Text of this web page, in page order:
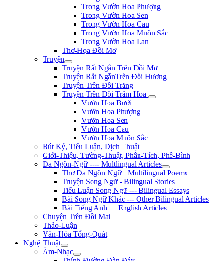
Trong Vườn Hoa Phượng
Trong Vườn Hoa Sen
Trong Vườn Hoa Cau
Trong Vườn Hoa Muôn Sắc
Trong Vườn Hoa Lan
Thơ-Họa Đồi Mơ
Truyện
Truyện Rất Ngắn Trên Đồi Mơ
Truyện Rất NgắnTrên Đồi Hương
Truyện Trên Đồi Trăng
Truyện Trên Đồi Trăm Hoa
Vườn Hoa Bưởi
Vườn Hoa Phượng
Vườn Hoa Sen
Vườn Hoa Cau
Vườn Hoa Muôn Sắc
Bút Ký, Tiểu Luận, Dịch Thuật
Giới-Thiệu, Tường-Thuật, Phân-Tích, Phê-Bình
Đa Ngôn-Ngữ ---- Multlingual Articles
Thơ Đa Ngôn-Ngữ - Multilingual Poems
Truyện Song Ngữ - Bilingual Stories
Tiểu Luận Song Ngữ --- Bilingual Essays
Bài Song Ngữ Khác --- Other Bilingual Articles
Bài Tiếng Anh --- English Articles
Chuyện Trên Đồi Mai
Thảo-Luận
Văn-Hóa Tổng-Quát
Nghệ-Thuật
Âm-Nhạc